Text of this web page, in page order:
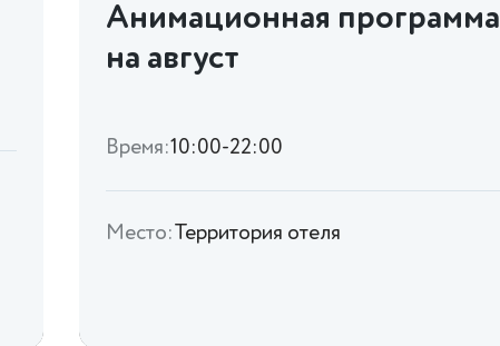
Анимационная программа
на август
Время:10:00-22:00
Место:Территория отеля